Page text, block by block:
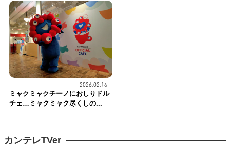
2026.02.16
ミャクミャクチーノにおしりドル
チェ…ミャクミャク尽くしの...
カンテレTVer